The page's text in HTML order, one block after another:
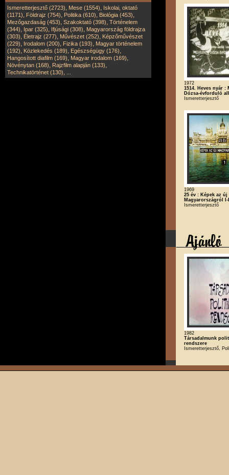
Ismeretterjesztő (2723), Mese (1554), Iskolai, oktató
(1171), Földrajz (754), Politika (610), Biológia (453),
Mezőgazdaság (453), Szakoktató (398), Történelem
(344), Ipar (325), Ifjúsági (308), Magyarország földrajza
(303), Életrajz (277), Művészet (252), Képzőművészet
(229), Irodalom (200), Fizika (193), Magyar történelem
(192), Közlekedés (189), Egészségügy (176),
Hangosított diafilm (169), Magyar irodalom (169),
Növénytan (168), Rajzfilm alapján (133),
Technikatörténet (130),
1972
1514. Heves nyár :
Dózsa-évforduló
Ismeretterjesztő
1969
25 év : Képek az új
Magyarországról I-
Ismeretterjesztő
1982
Társadalmunk
rendszere
Ismeretterjesztő,